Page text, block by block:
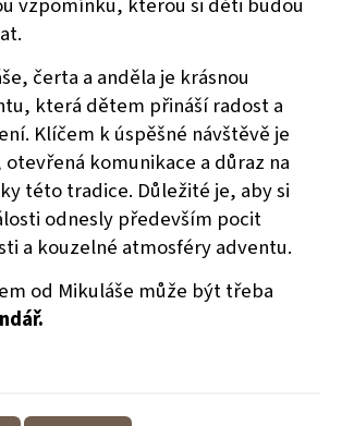
čerta a anděla je krásnou
která dětem přináší radost a
Klíčem k úspěšné návštěvě je
komunikace a důraz na
této tradice. Důležité je, aby si
odnesly především pocit
a kouzelné atmosféry adventu.
od Mikuláše může být třeba